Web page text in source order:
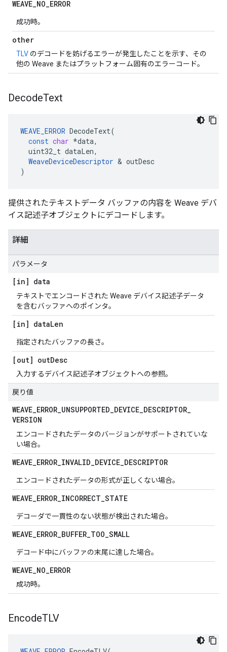
WEAVE_NO_ERROR
成功時。
other
TLV のデコードを妨げるエラーが発生したことを示す、その
他の Weave またはプラットフォーム固有のエラーコード。
DecodeText
WEAVE_ERROR DecodeText(
const char *data,
uint32_t dataLen,
WeaveDeviceDescriptor & outDesc
)
提供されたテキストデータ バッファの内容を Weave デバ
イス記述子オブジェクトにデコードします。
詳細
パラメータ
[in] data
テキストでエンコードされた Weave デバイス記述子データ
を含むバッファへのポインタ。
[in] dataLen
指定されたバッファの長さ。
[out] outDesc
入力するデバイス記述子オブジェクトへの参照。
戻り値
WEAVE_ERROR_UNSUPPORTED_DEVICE_DESCRIPTOR_
VERSION
エンコードされたデータのバージョンがサポートされていな
い場合。
WEAVE_ERROR_INVALID_DEVICE_DESCRIPTOR
エンコードされたデータの形式が正しくない場合。
WEAVE_ERROR_INCORRECT_STATE
デコーダで一貫性のない状態が検出された場合。
WEAVE_ERROR_BUFFER_TOO_SMALL
デコード中にバッファの末尾に達した場合。
WEAVE_NO_ERROR
成功時。
EncodeTLV